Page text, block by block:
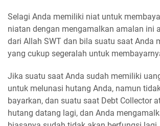
Selagi Anda memiliki niat untuk
niatan dengan mengamalkan amalan ini
dari Allah SWT dan bila suatu saat Anda
yang cukup segeralah untuk
Jika suatu saat Anda sudah memiliki
untuk melunasi hutang Anda, namun
bayarkan, dan suatu saat Debt Collector
hutang datang lagi, dan Anda